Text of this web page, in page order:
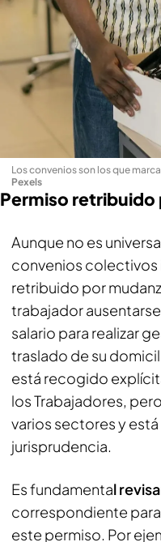
Los convenios son los que
Pexels
Permiso retribuido
Aunque no es
convenios colectivos
retribuido por
trabajador
salario para realizar
traslado de su
está recogido
los Trabajadores,
varios sectores y
jurisprudencia.
Es fundamental
correspondiente
este permiso. Por